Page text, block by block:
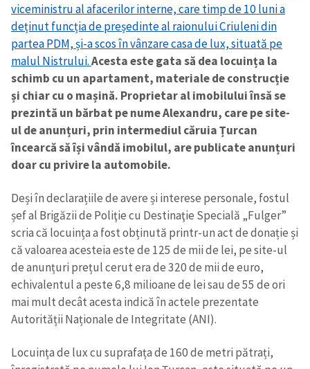
viceministru al afacerilor interne, care timp de 10 luni a
deținut funcția de președinte al raionului Criuleni din
partea PDM, și-a scos în vânzare casa de lux, situată pe
malul Nistrului.Acesta este gata să dea locuința la
schimb cu un apartament, materiale de construcție
și chiar cu o mașină. Proprietar al imobilului însă se
prezintă un bărbat pe nume Alexandru, care pe site-
ul de anunțuri, prin intermediul căruia Țurcan
încearcă să își vândă imobilul, are publicate anunțuri
doar cu privire la automobile.
Deși în declarațiile de avere și interese personale, fostul
șef al Brigăzii de Poliţie cu Destinaţie Specială „Fulger”
scria că locuința a fost obținută printr-un act de donație și
că valoarea acesteia este de 125 de mii de lei, pe site-ul
de anunțuri prețul cerut era de 320 de mii de euro,
echivalentul a peste 6,8 milioane de lei sau de 55 de ori
mai mult decât acesta indică în actele prezentate
Autorității Naționale de Integritate (ANI).
Locuința de lux cu suprafața de 160 de metri pătrați,